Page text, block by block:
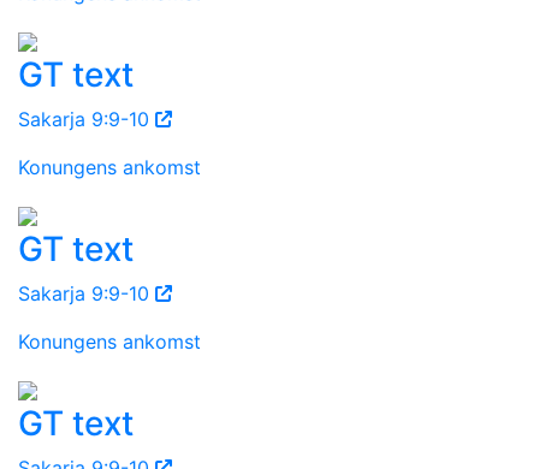
GT text
Sakarja 9:9-10
Konungens ankomst
GT text
Sakarja 9:9-10
Konungens ankomst
GT text